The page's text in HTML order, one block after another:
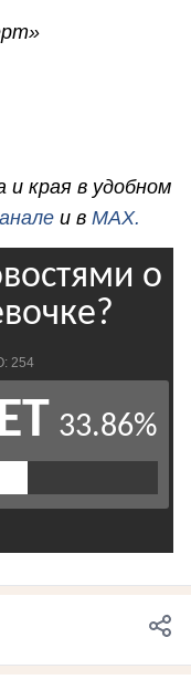
края в удобном
и в MAX.